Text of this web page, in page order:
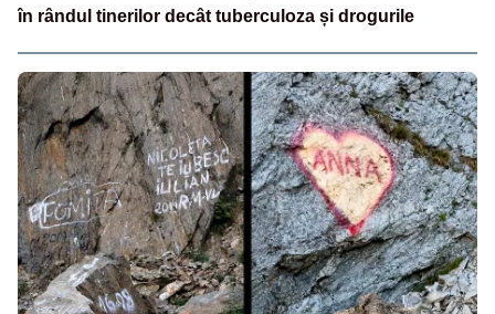
în rândul tinerilor decât tuberculoza și drogurile